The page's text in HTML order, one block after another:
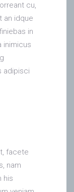
cu,
an idque
in
inimicus
adipisci
facete
nam
his